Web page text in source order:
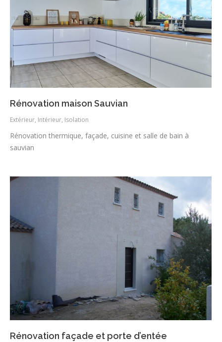
Rénovation maison Sauvian
Extérieur, Intérieur, Isolation
Rénovation thermique, façade, cuisine et salle de bain à
sauvian
Rénovation façade et porte d’entée